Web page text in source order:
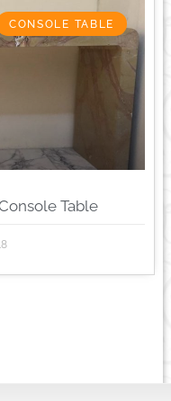
CONSOLE TABLE
Table